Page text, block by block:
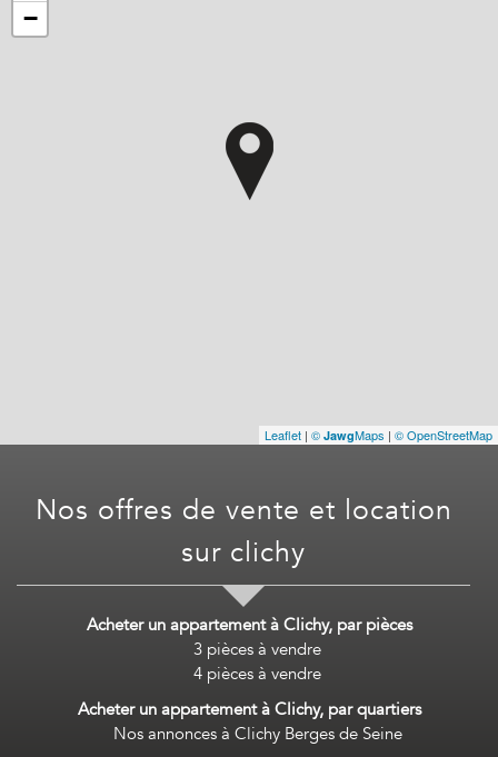
−
Leaflet | © JawgMaps | © OpenStreetMap
nos offres de vente et location
sur clichy
Acheter un appartement à Clichy, par pièces
3 pièces à vendre
4 pièces à vendre
Acheter un appartement à Clichy, par quartiers
Nos annonces à Clichy Berges de Seine